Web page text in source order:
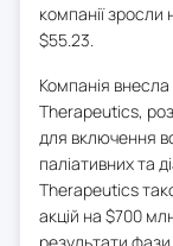
компанії зросли
$55.23.
Компанія внесла
Therapeutics,
для включення
паліативних та
Therapeutics
акцій на $700